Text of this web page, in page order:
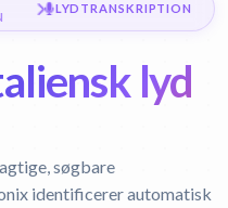
LYDTRANSKRIPTION
lyd
søgbare
identificerer automatisk